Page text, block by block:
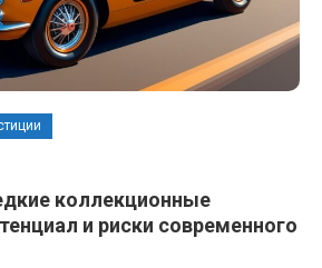
коллекционные
и риски современного